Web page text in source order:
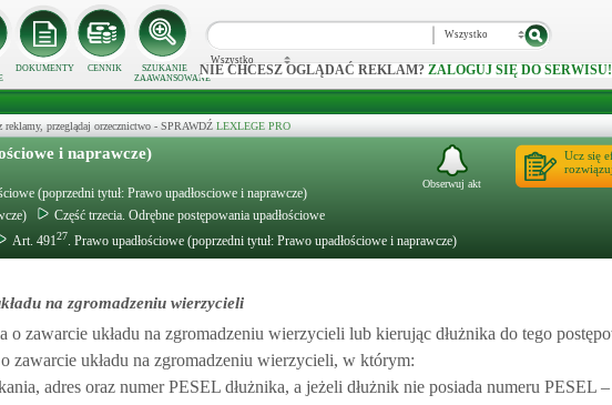
DOKUMENTY CENNIK
SZUKANIE
ZAAWANSOWANE
Wszystko
Wszystko
NIE CHCESZ OGLĄDAĆ REKLAM? ZALOGUJ SIĘ DO SERWISU!
reklamy, przeglądaj orzecznictwo - SPRAWDŹ LEXLEGE PRO
i naprawcze)
(poprzedni tytuł: Prawo upadłosciowe i naprawcze)
Część trzecia. Odrębne postępowania upadłościowe
Art. 49127. Prawo upadłościowe (poprzedni tytuł: Prawo upadłościowe i naprawcze)
Ucz się
Obserwuj akt
na zgromadzeniu wierzycieli
zawarcie układu na zgromadzeniu wierzycieli lub kierując dłużnika do tego
zawarcie układu na zgromadzeniu wierzycieli, w którym:
adres oraz numer PESEL dłużnika, a jeżeli dłużnik nie posiada numeru PESEL